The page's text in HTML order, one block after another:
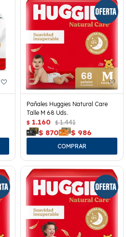
Pañales Huggies Natural Care
Talle M 68 Uds.
$ 1.160 $ 1.441
$ 870 $ 986